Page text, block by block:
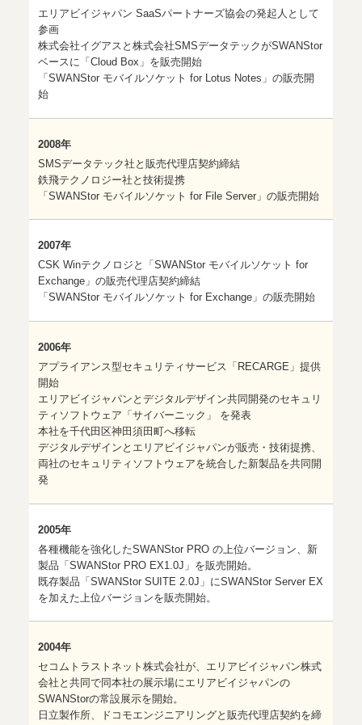
エリアビイジャパン SaaSパートナーズ協会の発起人として
参画
株式会社イグアスと株式会社SMSデータテックがSWANStor
ベースに「Cloud Box」を販売開始
「SWANStor モバイルソケット for Lotus Notes」の販売開
始
2008年
SMSデータテック社と販売代理店契約締結
鉄飛テクノロジー社と技術提携
「SWANStor モバイルソケット for File Server」の販売開始
2007年
CSK Winテクノロジと「SWANStor モバイルソケット for
Exchange」の販売代理店契約締結
「SWANStor モバイルソケット for Exchange」の販売開始
2006年
アプライアンス型セキュリティサービス「RECARGE」提供
開始
エリアビイジャパンとデジタルデザイン共同開発のセキュリ
ティソフトウェア「サイバーニック」 を発表
本社を千代田区神田須田町へ移転
デジタルデザインとエリアビイジャパンが販売・技術提携、
両社のセキュリティソフトウェアを統合した新製品を共同開
発
2005年
各種機能を強化したSWANStor PRO の上位バージョン、新
製品「SWANStor PRO EX1.0J」を販売開始。
既存製品「SWANStor SUITE 2.0J」にSWANStor Server EX
を加えた上位バージョンを販売開始。
2004年
セコムトラストネット株式会社が、エリアビイジャパン株式
会社と共同で同本社の展示場にエリアビイジャパンの
SWANStorの常設展示を開始。
日立製作所、ドコモエンジニアリングと販売代理店契約を締